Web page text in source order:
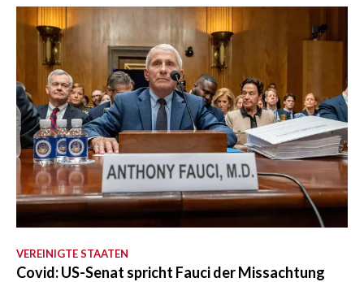
VEREINIGTE STAATEN
Covid: US-Senat spricht Fauci der Missachtung